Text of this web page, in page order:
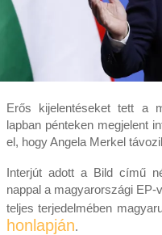
Erős kijelentéseket tett a
lapban pénteken megjelent
el, hogy Angela Merkel
Interjút adott a Bild című
nappal a magyarországi
teljes terjedelmében
honlapján.